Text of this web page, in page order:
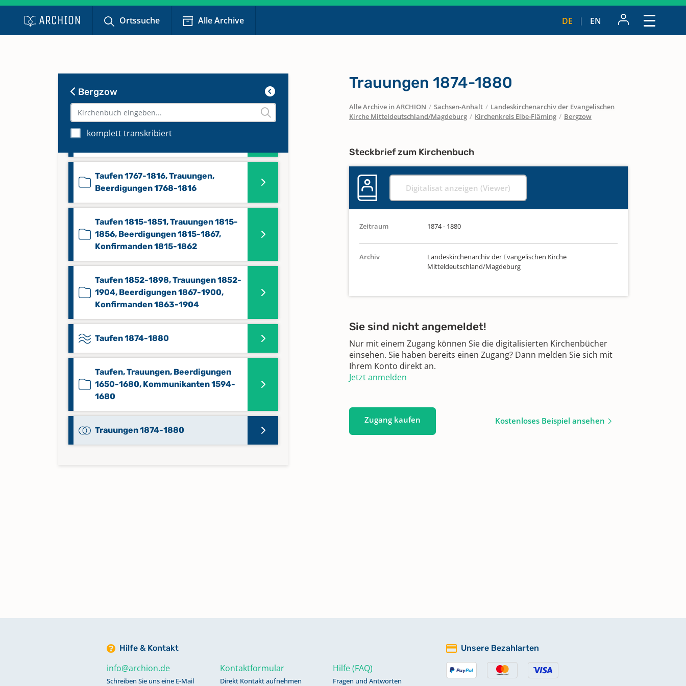
Ortssuche Alle Archive DE EN
Bergzow
komplett transkribiert
Namenverzeichnis-Beerdigungen
Keine verfügbaren Digitalisate
Taufen 1679-1754, Trauungen 1679-
Taufen 1767-1816, Trauungen,
Beerdigungen 1768-1816
Taufen 1815-1851, Trauungen 1815-
1856, Beerdigungen 1815-1867,
Konfirmanden 1815-1862
Taufen 1852-1898, Trauungen 1852-
1904, Beerdigungen 1867-1900,
Konfirmanden 1863-1904
Taufen 1874-1880
Taufen, Trauungen, Beerdigungen
1650-1680, Kommunikanten 1594-
1680
Trauungen 1874-1880
Trauungen 1874-1880
Alle Archive in ARCHION / Sachsen-Anhalt / Landeskirchenarchiv der Evangelischen
Kirche Mitteldeutschland/Magdeburg / Kirchenkreis Elbe-Fläming / Bergzow
Steckbrief zum Kirchenbuch
Digitalisat anzeigen (Viewer)
Zeitraum 1874 - 1880
Archiv
Landeskirchenarchiv der Evangelischen Kirche
Mitteldeutschland/Magdeburg
Sie sind nicht angemeldet!
Nur mit einem Zugang können Sie die digitalisierten Kirchenbücher
einsehen. Sie haben bereits einen Zugang? Dann melden Sie sich mit
Ihrem Konto direkt an.
Jetzt anmelden
Zugang kaufen Kostenloses Beispiel ansehen
Hilfe & Kontakt
info@archion.de
Schreiben Sie uns eine E-Mail
Kontaktformular
Direkt Kontakt aufnehmen
Hilfe (FAQ)
Fragen und Antworten
Unsere Bezahlarten